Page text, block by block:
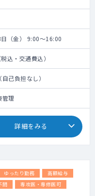
（金） 9:00～16:00
込・交通費込）
己負担なし）
管理
詳細をみる
ゆったり勤務
高額給与
問 専攻医・専修医可